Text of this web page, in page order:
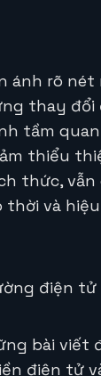
ánh rõ
thay
tầm
thiểu
thức,
và
điện tử
bài viết
điện tử